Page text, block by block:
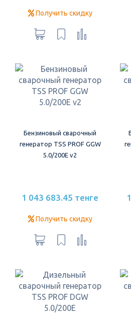
Получить скидку
Бензиновый сварочный
генератор TSS PROF GGW
5.0/200E v2
1 043 683.45 тенге
Получить скидку